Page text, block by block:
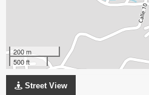
200 m
500 ft
Street View